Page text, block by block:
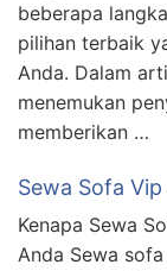
beberapa
pilihan terbaik
Anda. Dalam
menemukan
memberikan …
Sewa Sofa
Kenapa Sewa
Anda Sewa